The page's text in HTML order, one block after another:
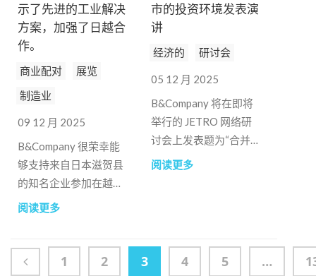
示了先进的工业解决
方案，加强了日越合
作。
商业配对
展览
制造业
09 12 月 2025
B&Company 很荣幸能
够支持来自日本滋贺县
的知名企业参加在越南
胡志明市举办的
阅读更多
市的投资环境发表演
讲
经济的 研讨会
05 12 月 2025
B&Company 将在即将
举行的 JETRO 网络研
讨会上发表题为“合并
后以胡志明市为中心的
阅读更多
1 2 3 4 5 …